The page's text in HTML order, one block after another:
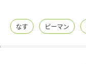
レシピ名特集
なす ピーマン